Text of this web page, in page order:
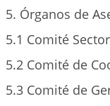
5. Órganos de
5.1 Comité
5.2 Comité de
5.3 Comité de